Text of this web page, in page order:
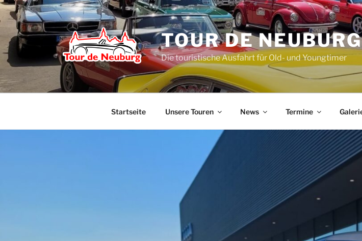
Zum
Inhalt
springen
TOUR DE NEUBURG
Die touristische Ausfahrt für Old- und Youngtimer
Startseite Unsere Touren News Termine